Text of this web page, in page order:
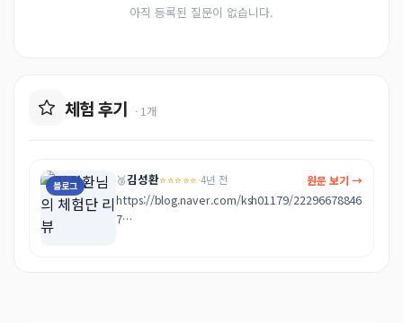
아직 등록된 질문이 없습니다.
체험 후기 · 1개
블로그 🥉김성환⭐⭐⭐⭐⭐·4년 전 원문 보기 →
https://blog.naver.com/ksh01179/22296678846
7